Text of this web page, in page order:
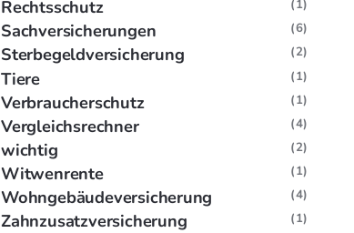
Rechtsschutz (1)
Sachversicherungen (6)
Sterbegeldversicherung (2)
Tiere (1)
Verbraucherschutz (1)
Vergleichsrechner (4)
wichtig (2)
Witwenrente (1)
Wohngebäudeversicherung (4)
Zahnzusatzversicherung (1)